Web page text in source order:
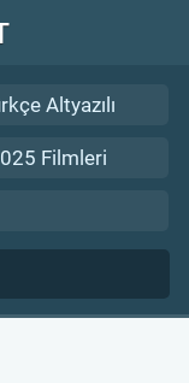
Altyazılı
Filmleri